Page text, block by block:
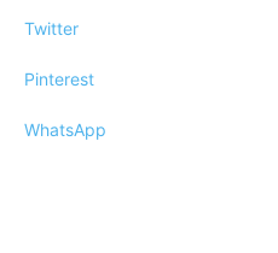
Twitter
Pinterest
WhatsApp